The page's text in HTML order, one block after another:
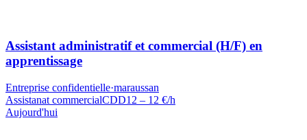
Assistant administratif et commercial (H/F) en
apprentissage
Entreprise confidentielle·maraussan
Assistanat commercialCDD12 – 12 €/h
Aujourd'hui